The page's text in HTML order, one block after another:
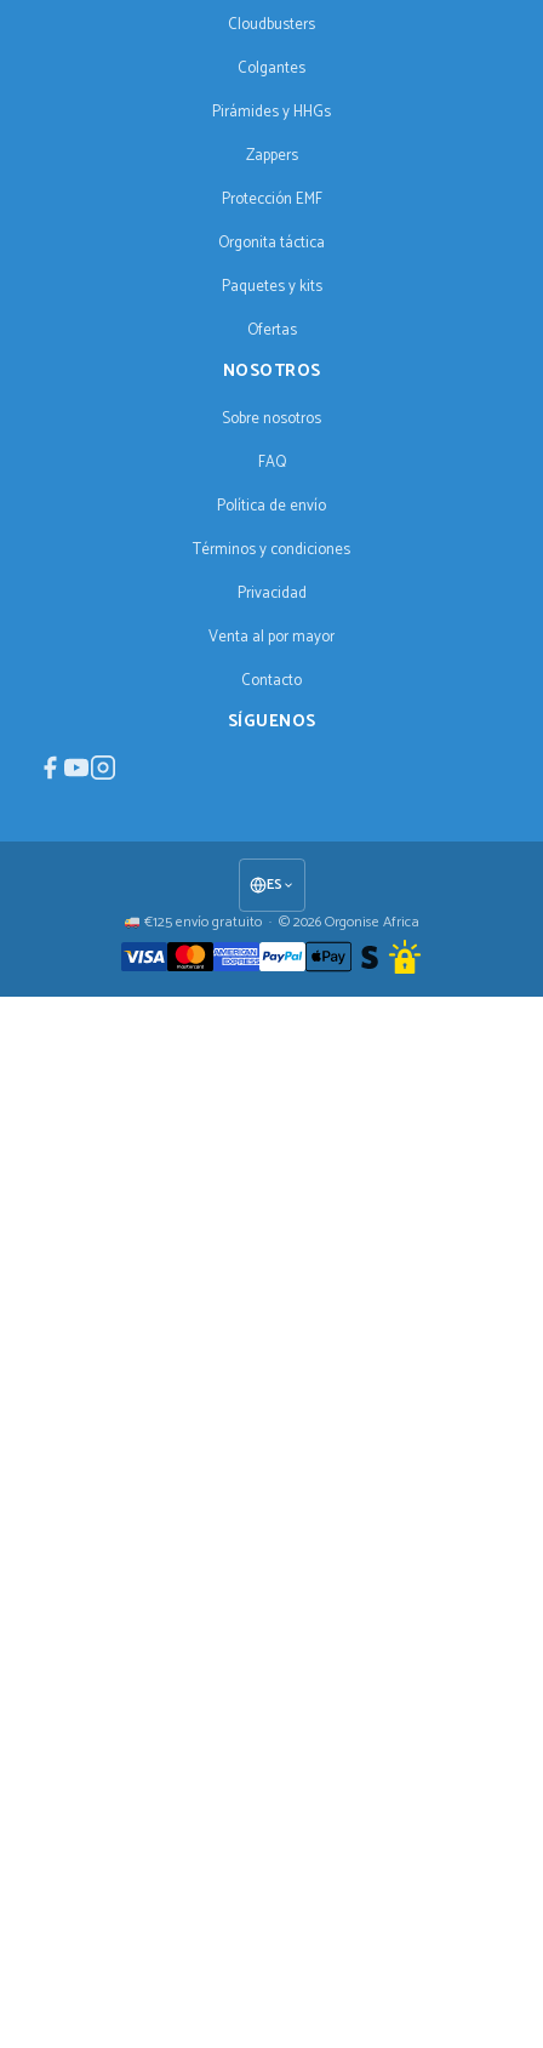
Cloudbusters
Colgantes
Pirámides y HHGs
Zappers
Protección EMF
Orgonita táctica
Paquetes y kits
Ofertas
NOSOTROS
Sobre nosotros
FAQ
Política de envío
Términos y condiciones
Privacidad
Venta al por mayor
Contacto
SÍGUENOS
ES
€125 envío gratuito · © 2026 Orgonise Africa